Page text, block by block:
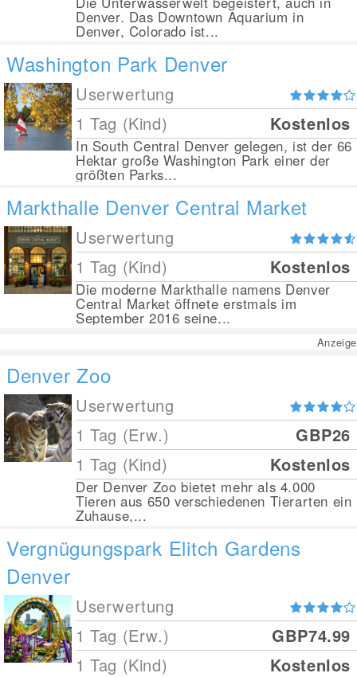
Denver. Das Downtown Aquarium in
Denver, Colorado ist...
Washington Park Denver
Userwertung
1 Tag (Kind)
Kostenlos
In South Central Denver gelegen, ist der 66
Hektar große Washington Park einer der
größten Parks...
Markthalle Denver Central Market
Userwertung
1 Tag (Kind)
Kostenlos
Die moderne Markthalle namens Denver
Central Market öffnete erstmals im
September 2016 seine...
Anzeige
Denver Zoo
Userwertung
1 Tag (Erw.)
GBP26
1 Tag (Kind)
Kostenlos
Der Denver Zoo bietet mehr als 4.000
Tieren aus 650 verschiedenen Tierarten ein
Zuhause,...
Vergnügungspark Elitch Gardens
Denver
Userwertung
1 Tag (Erw.)
GBP74.99
1 Tag (Kind)
Kostenlos